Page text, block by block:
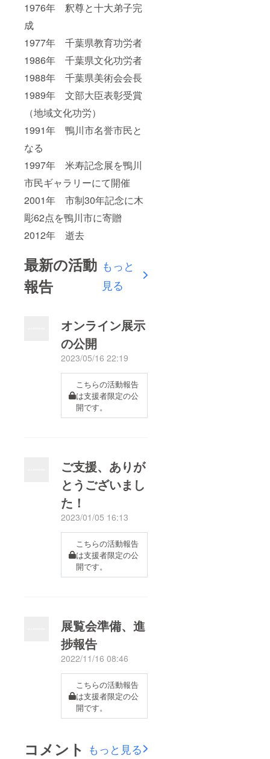
1976年 釈尊と十大弟子完
成
1977年 千葉県教育功労者
1986年 千葉県文化功労者
1988年 千葉県美術会会長
1989年 文部大臣表彰受賞
（地域文化功労）
1991年 鴨川市名誉市民と
なる
1997年 米寿記念展を鴨川
市民ギャラリーにて開催
2001年 市制30年記念に木
彫62点を鴨川市に寄贈
2012年 逝去
最新の活動
報告
もっと
見る
オンライン展示
の公開
2023/05/16 22:19
こちらの活動報告
は支援者限定の公
開です。
ご支援、ありが
とうございまし
た！
2023/01/05 16:13
こちらの活動報告
は支援者限定の公
開です。
展覧会準備、進
捗報告
2022/11/16 08:46
こちらの活動報告
は支援者限定の公
開です。
コメント もっと見る